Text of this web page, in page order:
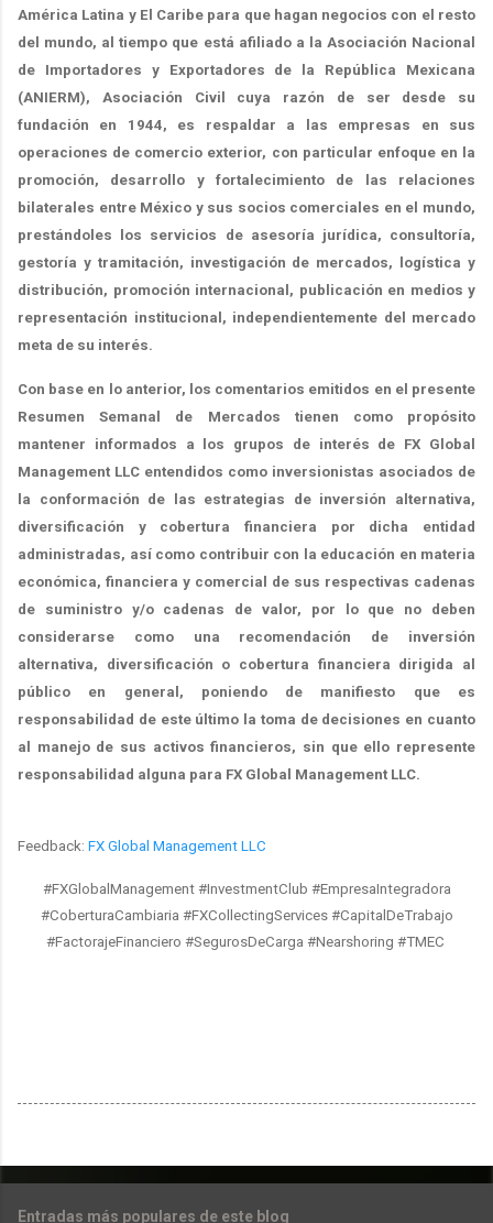
América Latina y El Caribe para que hagan negocios con el resto
del mundo, al tiempo que está afiliado a la Asociación Nacional
de Importadores y Exportadores de la República Mexicana
(ANIERM), Asociación Civil cuya razón de ser desde su
fundación en 1944, es respaldar a las empresas en sus
operaciones de comercio exterior, con particular enfoque en la
promoción, desarrollo y fortalecimiento de las relaciones
bilaterales entre México y sus socios comerciales en el mundo,
prestándoles los servicios de asesoría jurídica, consultoría,
gestoría y tramitación, investigación de mercados, logística y
distribución, promoción internacional, publicación en medios y
representación institucional, independientemente del mercado
meta de su interés.
Con base en lo anterior, los comentarios emitidos en el presente
Resumen Semanal de Mercados tienen como propósito
mantener informados a los grupos de interés de FX Global
Management LLC entendidos como inversionistas asociados de
la conformación de las estrategias de inversión alternativa,
diversificación y cobertura financiera por dicha entidad
administradas, así como contribuir con la educación en materia
económica, financiera y comercial de sus respectivas cadenas
de suministro y/o cadenas de valor, por lo que no deben
considerarse como una recomendación de inversión
alternativa, diversificación o cobertura financiera dirigida al
público en general, poniendo de manifiesto que es
responsabilidad de este último la toma de decisiones en cuanto
al manejo de sus activos financieros, sin que ello represente
responsabilidad alguna para FX Global Management LLC.
Feedback: FX Global Management LLC
#FXGlobalManagement #InvestmentClub #EmpresaIntegradora
#CoberturaCambiaria #FXCollectingServices #CapitalDeTrabajo
#FactorajeFinanciero #SegurosDeCarga #Nearshoring #TMEC
Entradas más populares de este blog